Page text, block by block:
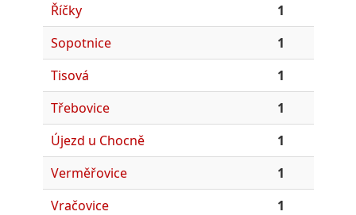
Říčky
1
Sopotnice
1
Tisová
1
Třebovice
1
Újezd u Chocně
1
Verměřovice
1
Vračovice
1